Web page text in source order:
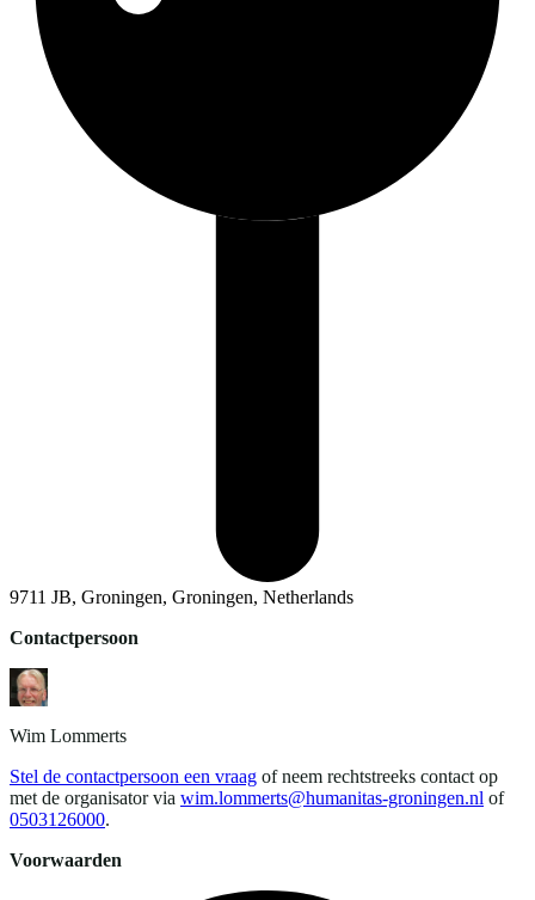
9711 JB, Groningen, Groningen, Netherlands
Contactpersoon
Wim Lommerts
Stel de contactpersoon een vraag of neem rechtstreeks contact op
met de organisator via wim.lommerts@humanitas-groningen.nl of
0503126000.
Voorwaarden